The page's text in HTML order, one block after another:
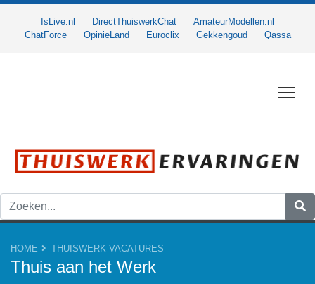
IsLive.nl DirectThuiswerkChat
AmateurModellen.nl
ChatForce
OpinieLand Euroclix Gekkengoud Qassa
HOME THUISWERK VACATURES
Thuis aan het Werk